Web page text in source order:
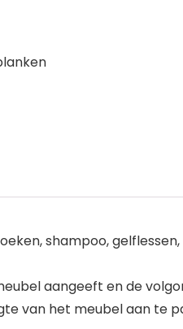
shampoo,
aangeeft en de
van het meubel aan te